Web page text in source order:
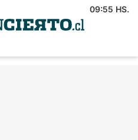
09:55 HS.